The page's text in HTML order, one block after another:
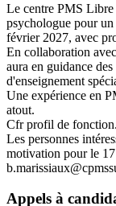
Le centre PMS Libre
psychologue pour un
février 2027, avec
En collaboration
aura en guidance
d'enseignement
Une expérience en
atout.
Cfr profil de fonction.
Les personnes
motivation pour le
+
Appels à